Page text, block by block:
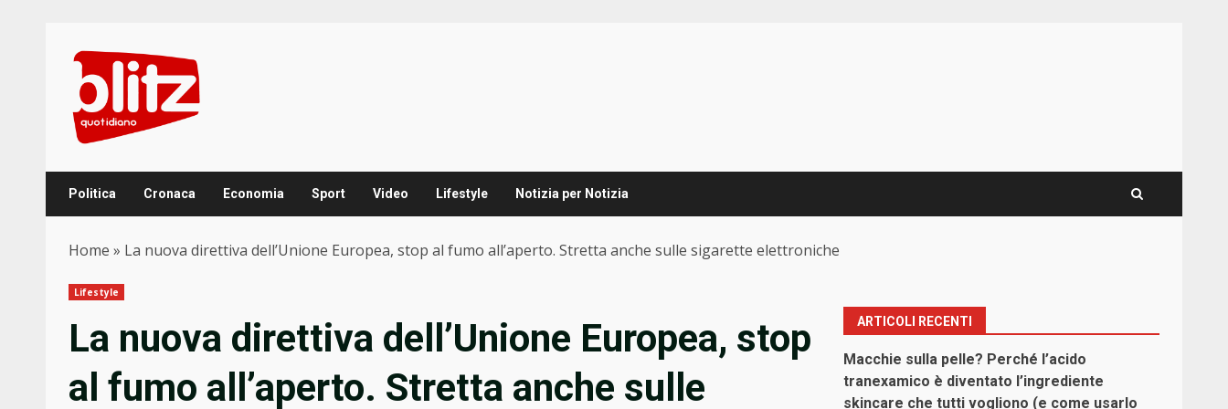
content
Politica Cronaca Economia Sport Video Lifestyle Notizia per Notizia
Home » La nuova direttiva dell’Unione Europea, stop al fumo all’aperto. Stretta anche sulle sigarette elettroniche
Lifestyle
La nuova direttiva dell’Unione Europea, stop
al fumo all’aperto. Stretta anche sulle
ARTICOLI RECENTI
Macchie sulla pelle? Perché l’acido
tranexamico è diventato l’ingrediente
skincare che tutti vogliono (e come usarlo